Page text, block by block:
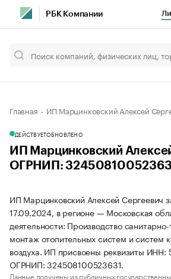
РБК Компании
Главная ИП Марцинковский Алексей
ДЕЙСТВУЕТОБНОВЛЕНО
ИП Марцинковский
ОГРНИП:
ИП Марцинковский Алексей Сергеевич
17.09.2024, в регионе — Московская
деятельности: Производство
монтаж отопительных систем и систем
воздуха. ИП присвоены реквизиты
ОГРНИП: 324508100523631.
Данные получены из публичных